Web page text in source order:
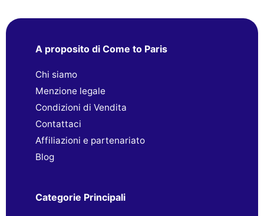
A proposito di Come to Paris
Chi siamo
Menzione legale
Condizioni di Vendita
Contattaci
Affiliazioni e partenariato
Blog
Categorie Principali